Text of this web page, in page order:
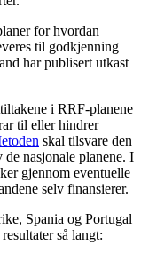
for hvordan
til godkjenning
har publisert utkast
i RRF-planene
til eller hindrer
skal tilsvare den
nasjonale planene. I
gjennom eventuelle
selv finansierer.
Spania og Portugal
så langt: